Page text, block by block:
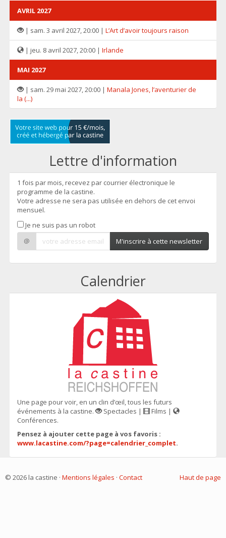
AVRIL 2027
| sam. 3 avril 2027, 20:00 | L’Art d’avoir toujours raison
| jeu. 8 avril 2027, 20:00 | Irlande
MAI 2027
| sam. 29 mai 2027, 20:00 | Manala Jones, l’aventurier de
la (...)
Lettre d'information
1 fois par mois, recevez par courrier électronique le
programme de la castine.
Votre adresse ne sera pas utilisée en dehors de cet envoi
mensuel.
Je ne suis pas un robot
@
M'inscrire à cette newsletter
Calendrier
Une page pour voir, en un clin d’œil, tous les futurs
événements à la castine.
Spectacles |
Films |
Conférences.
Pensez à ajouter cette page à vos favoris :
www.lacastine.com/?page=calendrier_complet.
Haut de page
© 2026 la castine · Mentions légales · Contact